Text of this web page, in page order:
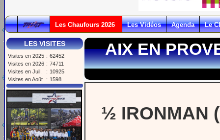
Les Chaufours 2026 Les Vidéos Agenda Le
LES VISITES
Visites en 2025 : 62452
Visites en 2026 : 74711
Visites en Juil.
: 10925
Visites en Août
: 1598
AIX EN
½ IRONMAN